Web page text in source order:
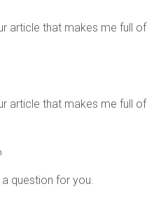
article that makes me full of
article that makes me full of
question for you.